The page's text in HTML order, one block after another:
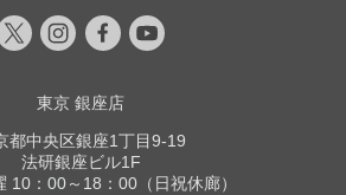
東京 銀座店
都中央区銀座1丁目9-19
法研銀座ビル1F
10：00～18：00（日祝休廊）